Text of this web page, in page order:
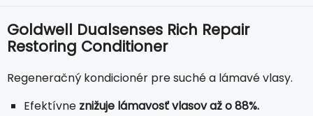
Goldwell Dualsenses Rich Repair
Restoring Conditioner
Regeneračný kondicionér pre suché a lámavé vlasy.
Efektívne znižuje lámavosť vlasov až o 88%.